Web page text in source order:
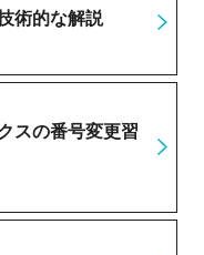
術的な解説
スの番号変更習